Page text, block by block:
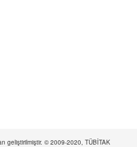
geliştirilmiştir. © 2009-2020, TÜBİTAK